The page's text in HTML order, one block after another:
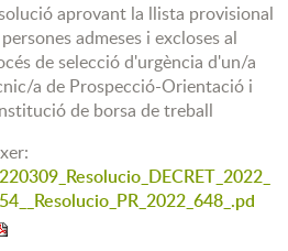
aprovant la llista provisional
admeses i excloses al
de selecció d'urgència d'un/a
a de Prospecció-Orientació i
de borsa de treball